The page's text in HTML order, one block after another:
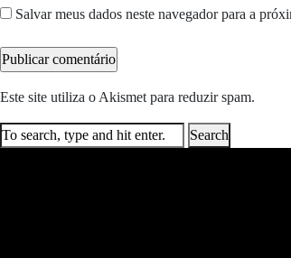
Salvar meus dados neste navegador para a
Este site utiliza o Akismet para reduzir spam.
Search